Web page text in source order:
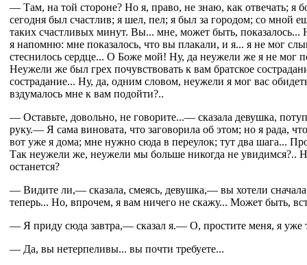
— Там, на той стороне? Но я, право, не знаю, как отвечать; я
сегодня был счастлив; я шел, пел; я был за городом; со мной
таких счастливых минут. Вы... мне, может быть, показалось...
я напомню: мне показалось, что вы плакали, и я... я не мог
стеснилось сердце... О Боже мой! Ну, да неужели же я не мог
Неужели же был грех почувствовать к вам братское
сострадание... Ну, да, одним словом, неужели я мог вас
вздумалось мне к вам подойти?..
— Оставьте, довольно, не говорите...— сказала девушка,
руку.— Я сама виновата, что заговорила об этом; но я рада,
вот уже я дома; мне нужно сюда в переулок; тут два шага...
Так неужели же, неужели мы больше никогда не увидимся?..
останется?
— Видите ли,— сказала, смеясь, девушка,— вы хотели сначала
теперь... Но, впрочем, я вам ничего не скажу... Может быть,
— Я приду сюда завтра,— сказал я.— О, простите меня, я уже
— Да, вы нетерпеливы... вы почти требуете...